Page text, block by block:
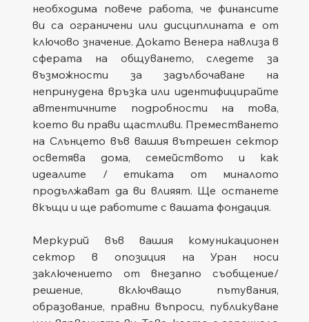
необходима повече работа, че финансите
ви са ограничени или дисциплината е от
ключово значение. Докато Венера навлиза в
сферата на общуването, следете за
възможности за задълбочаване на
непринудена връзка или идентифицирайте
автентичните подробности на това,
което ви прави щастливи. Преместването
на Слънцето във вашия вътрешен сектор
осветява дома, семейството и как
идеалите / етиката от миналото
продължават да ви влияят. Ще останете
вкъщи и ще работите с вашата фондация.
Меркурий във вашия комуникационен
сектор в опозиция на Уран носи
заключението от внезапно съобщение/
решение, включващо пътувания,
образование, правни въпроси, публикуване